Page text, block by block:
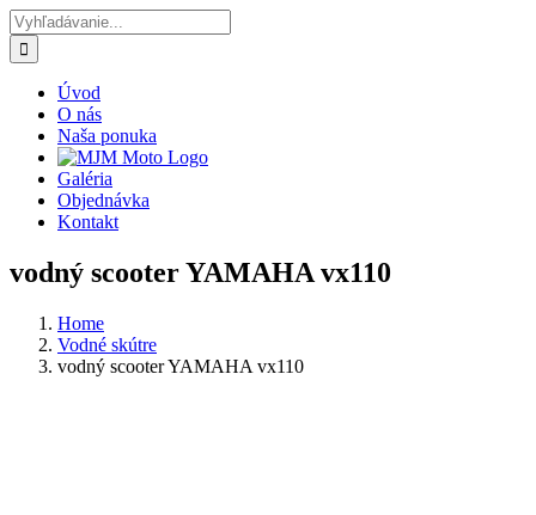
Skip
to
content
Search
for:
Úvod
O nás
Naša ponuka
Galéria
Objednávka
Kontakt
vodný scooter YAMAHA vx110
Home
Vodné skútre
vodný scooter YAMAHA vx110